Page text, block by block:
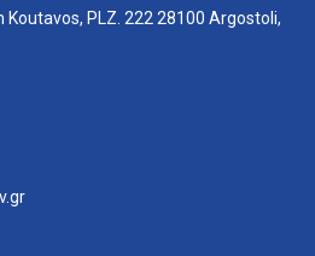
PLZ. 222 28100 Argostoli,